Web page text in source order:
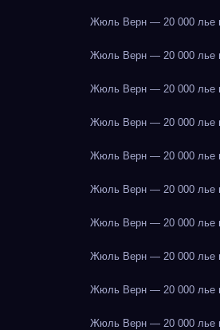
Жюль Верн — 20 000 лье
Жюль Верн — 20 000 лье
Жюль Верн — 20 000 лье
Жюль Верн — 20 000 лье
Жюль Верн — 20 000 лье
Жюль Верн — 20 000 лье
Жюль Верн — 20 000 лье
Жюль Верн — 20 000 лье
Жюль Верн — 20 000 лье
Жюль Верн — 20 000 лье